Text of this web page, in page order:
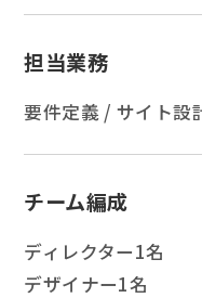
担当業務
要件定義 / サイト設
チーム編成
ディレクター1名
デザイナー1名